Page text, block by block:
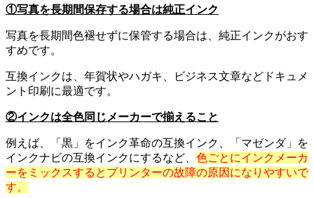
①写真を長期間保存する場合は純正インク
写真を長期間色褪せずに保管する場合は、純正インクがおす
すめです。
互換インクは、年賀状やハガキ、ビジネス文章などドキュメ
ント印刷に最適です。
②インクは全色同じメーカーで揃えること
例えば、「黒」をインク革命の互換インク、「マゼンダ」を
インクナビの互換インクにするなど、 色ごとにインクメーカ
ーをミックスするとプリンターの故障の原因になりやすいで
す。